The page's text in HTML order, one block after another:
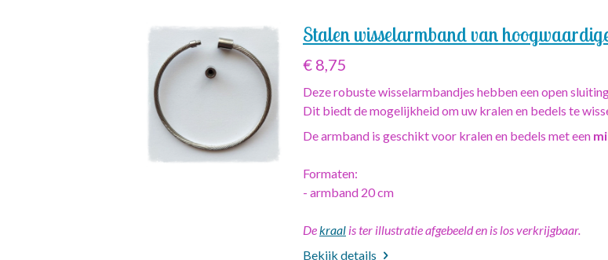
Stalen wisselarmband van
€ 8,75
Deze robuste wisselarmbandjes hebben een open
Dit biedt de mogelijkheid om uw kralen en bedels te
De armband is geschikt voor kralen en bedels met een
Formaten:
- armband 20 cm
Dekraal is ter illustratie afgebeeld en is los verkrijgbaar.
Bekijk details